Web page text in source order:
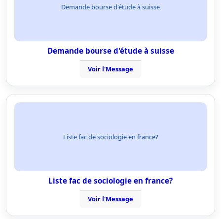
Demande bourse d'étude à suisse
Demande bourse d'étude à suisse
Voir l'Message
Liste fac de sociologie en france?
Liste fac de sociologie en france?
Voir l'Message